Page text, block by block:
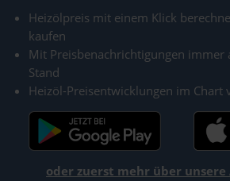
Heizölpreis mit einem Klick
kaufen
Mit Preisbenachrichtigungen immer
Stand
Heizöl-Preisentwicklungen im Chart
oder zuerst mehr über